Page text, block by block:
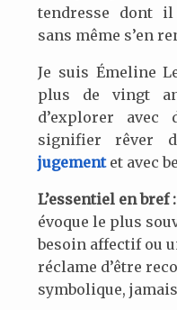
tendresse dont
sans même s’en
Je suis Émeline
plus de vingt
d’explorer avec
signifier rêver
jugementet avec
L’essentiel en bref :
évoque le plus
besoin affectif ou
réclame d’être
symbolique,